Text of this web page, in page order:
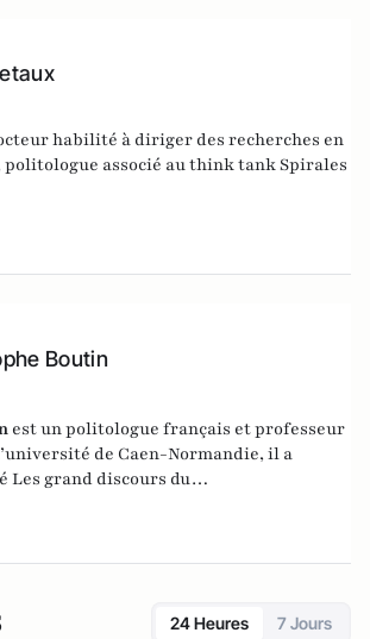
habilité à diriger des recherches en
associé au think tank Spirales
Boutin
est un politologue français et professeur
de Caen-Normandie, il a
Les grand discours du
2009) et co-dirigé
24 Heures 7 Jours